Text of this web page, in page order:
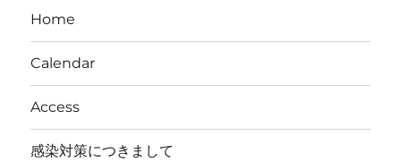
Home
Calendar
Access
感染対策につきまして